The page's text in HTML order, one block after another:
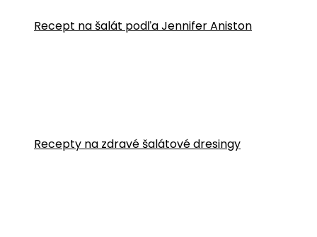
Recept na šalát podľa Jennifer Aniston
Recepty na zdravé šalátové dresingy